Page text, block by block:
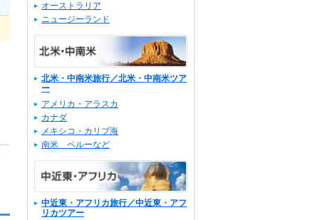
オーストラリア
ニュージーランド
北米・中南米旅行／北米・中南米ツア
ー
アメリカ・アラスカ
カナダ
メキシコ・カリブ海
南米 ペルーなど
中近東・アフリカ旅行／中近東・アフ
リカツアー